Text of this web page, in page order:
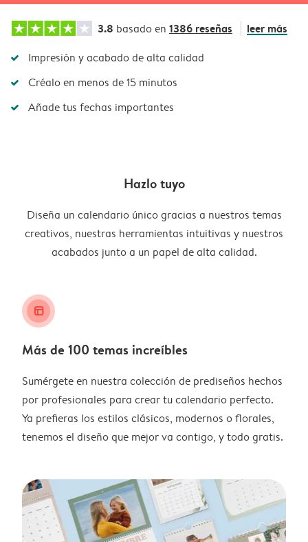
3.8 basado en 1386 reseñas leer más
Impresión y acabado de alta calidad
Créalo en menos de 15 minutos
Añade tus fechas importantes
Hazlo tuyo
Diseña un calendario único gracias a nuestros temas
creativos, nuestras herramientas intuitivas y nuestros
acabados junto a un papel de alta calidad.
layout_alt
Más de 100 temas increíbles
Sumérgete en nuestra colección de prediseños hechos
por profesionales para crear tu calendario perfecto.
Ya prefieras los estilos clásicos, modernos o florales,
tenemos el diseño que mejor va contigo, y todo gratis.